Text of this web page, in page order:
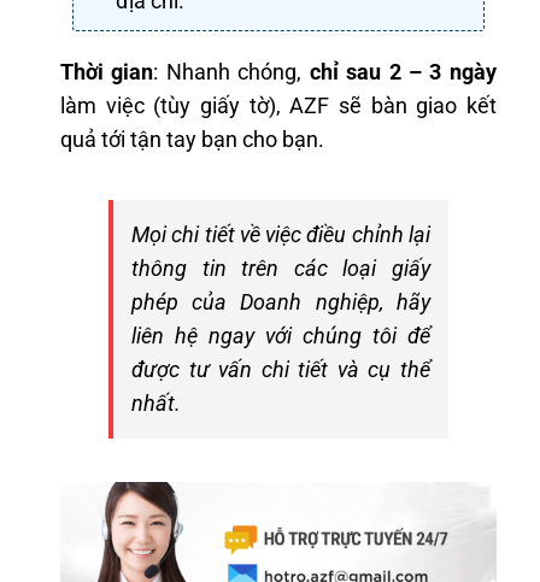
Thời gian: Nhanh chóng, chỉ sau 2 – 3 ngày
làm việc (tùy giấy tờ), AZF sẽ bàn giao kết
quả tới tận tay bạn cho bạn.
Mọi chi tiết về việc điều chỉnh lại
thông tin trên các loại giấy
phép của Doanh nghiệp, hãy
liên hệ ngay với chúng tôi để
được tư vấn chi tiết và cụ thể
nhất.